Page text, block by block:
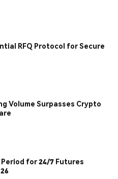
RFQ Protocol for Secure
Volume Surpasses Crypto
for 24/7 Futures